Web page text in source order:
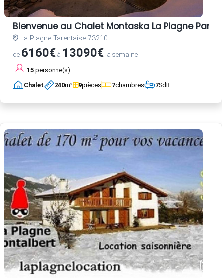
Bienvenue au Chalet Montaska La Plagne
La Plagne Tarentaise 73210
de 6160€ à 13090€ la semaine
15 personne(s)
Chalet 240m² 9pièces 7chambres 7SdB